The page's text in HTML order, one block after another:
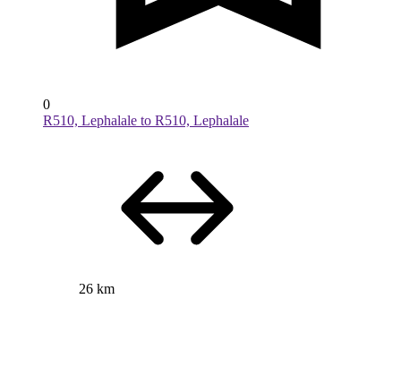
0
R510, Lephalale to R510, Lephalale
26 km